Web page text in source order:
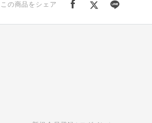
この商品をシェア